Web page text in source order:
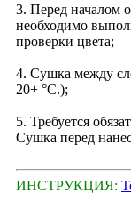
3. Перед началом
необходимо
проверки цвета;
4. Сушка между
20+ °С.);
5. Требуется
Сушка перед
ИНСТРУКЦИЯ: